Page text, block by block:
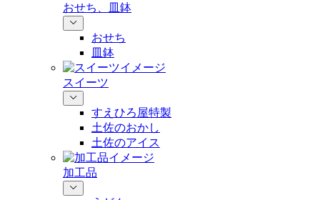
おせち、皿鉢
おせち
皿鉢
スイーツ
すえひろ屋特製
土佐のおかし
土佐のアイス
加工品